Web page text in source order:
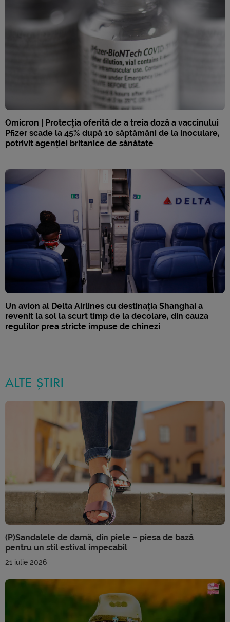
Omicron | Protecția oferită de a treia doză a vaccinului
Pfizer scade la 45% după 10 săptămâni de la inoculare,
potrivit agenției britanice de sănătate
Un avion al Delta Airlines cu destinația Shanghai a
revenit la sol la scurt timp de la decolare, din cauza
regulilor prea stricte impuse de chinezi
ALTE ȘTIRI
(P)Sandalele de damă, din piele – piesa de bază
pentru un stil estival impecabil
21 iulie 2026